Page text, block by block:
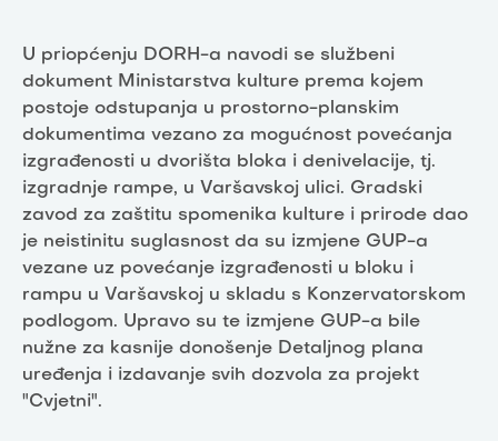
U priopćenju DORH-a navodi se službeni
dokument Ministarstva kulture prema kojem
postoje odstupanja u prostorno-planskim
dokumentima vezano za mogućnost povećanja
izgrađenosti u dvorišta bloka i denivelacije, tj.
izgradnje rampe, u Varšavskoj ulici. Gradski
zavod za zaštitu spomenika kulture i prirode dao
je neistinitu suglasnost da su izmjene GUP-a
vezane uz povećanje izgrađenosti u bloku i
rampu u Varšavskoj u skladu s Konzervatorskom
podlogom. Upravo su te izmjene GUP-a bile
nužne za kasnije donošenje Detaljnog plana
uređenja i izdavanje svih dozvola za projekt
"Cvjetni".